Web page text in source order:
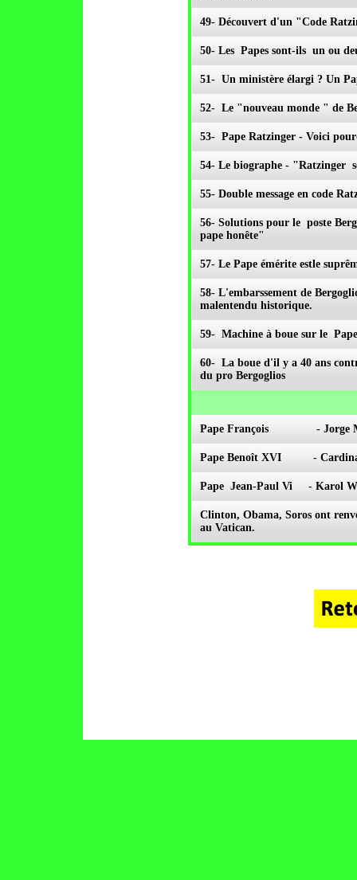
49- Découvert d'un "Code
50- Les Papes sont-ils un ou
51- Un ministère élargi ? Un
52- Le "nouveau monde " de
53- Pape Ratzinger - Voici
54- Le biographe - "Ratzinger
55- Double message en code
56- Solutions pour le poste
pape honête"
57- Le Pape émérite estle
58- L'embarssement de
malentendu historique.
59- Machine à boue sur le
60- La boue d'il y a 40 ans
du pro Bergoglios
Pape François - Jorge
Pape Benoît XVI - Cardinal
Pape Jean-Paul Vi - Karol
Clinton, Obama, Soros ont
au Vatican.